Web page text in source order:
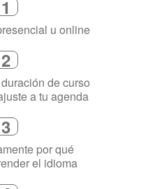
u online
de curso
a tu agenda
3
por qué
el idioma